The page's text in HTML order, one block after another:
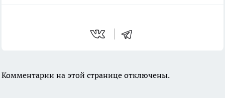
Комментарии на этой странице отключены.